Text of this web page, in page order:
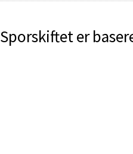
Sporskiftet er